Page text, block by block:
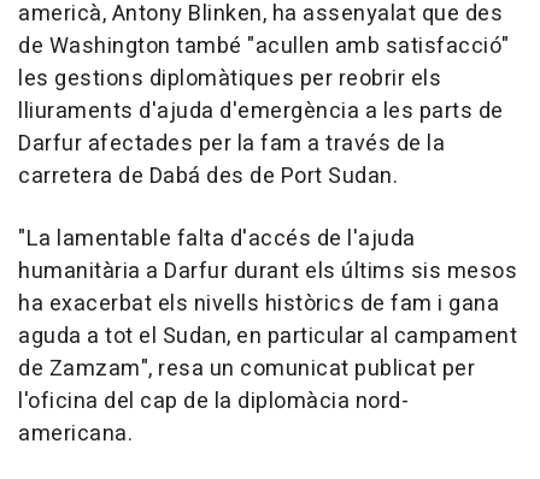
americà, Antony Blinken, ha assenyalat que des
de Washington també "acullen amb satisfacció"
les gestions diplomàtiques per reobrir els
lliuraments d'ajuda d'emergència a les parts de
Darfur afectades per la fam a través de la
carretera de Dabá des de Port Sudan.
"La lamentable falta d'accés de l'ajuda
humanitària a Darfur durant els últims sis mesos
ha exacerbat els nivells històrics de fam i gana
aguda a tot el Sudan, en particular al campament
de Zamzam", resa un comunicat publicat per
l'oficina del cap de la diplomàcia nord-
americana.